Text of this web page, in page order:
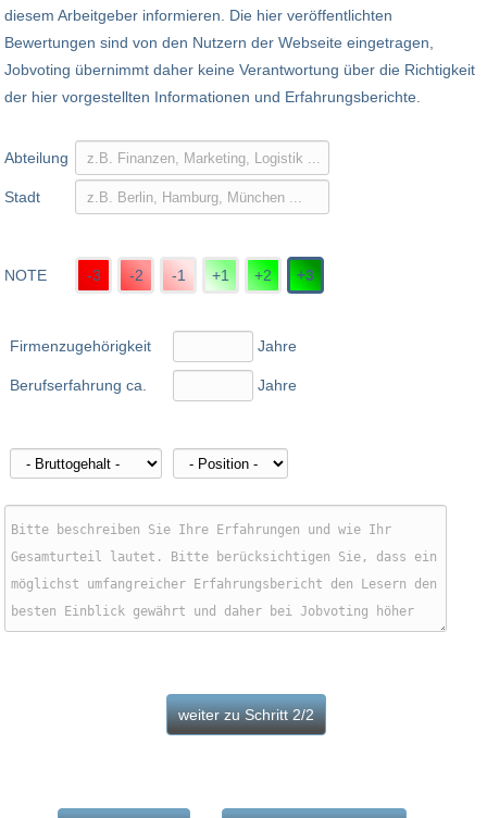
diesem Arbeitgeber informieren. Die hier veröffentlichten
Bewertungen sind von den Nutzern der Webseite eingetragen,
Jobvoting übernimmt daher keine Verantwortung über die Richtigkeit
der hier vorgestellten Informationen und Erfahrungsberichte.
Abteilung
Stadt
NOTE -3 -2 -1 +1 +2 +3
Firmenzugehörigkeit
Berufserfahrung ca.
Jahre
Jahre